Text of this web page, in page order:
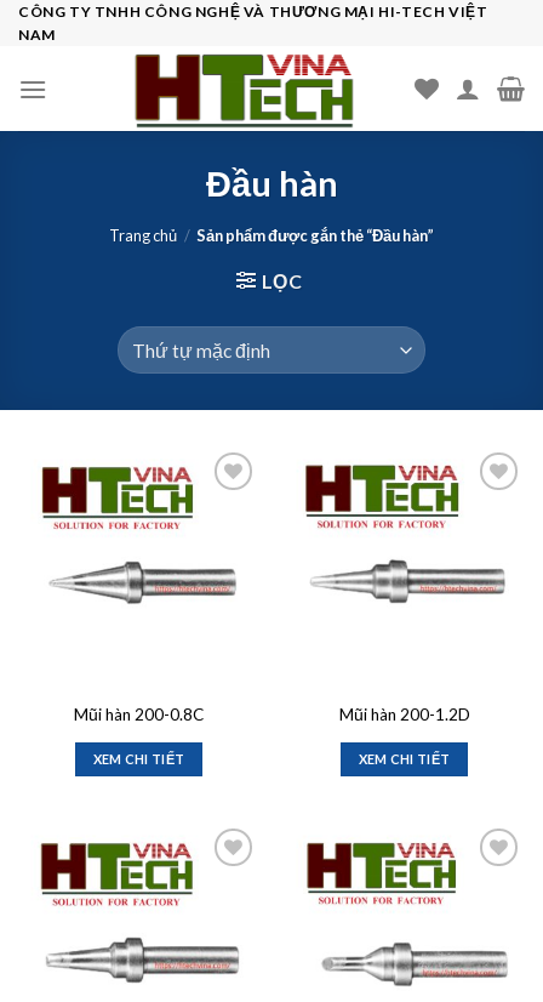
SkipCÔNG TY TNHH CÔNG NGHỆ VÀ THƯƠNG MẠI HI-TECH VIỆT
NAM
Đầu hàn
Trang chủ / Sản phẩm được gắn thẻ “Đầu hàn”
LỌC
Mũi hàn 200-0.8C
XEM CHI TIẾT
Mũi hàn 200-1.2D
XEM CHI TIẾT